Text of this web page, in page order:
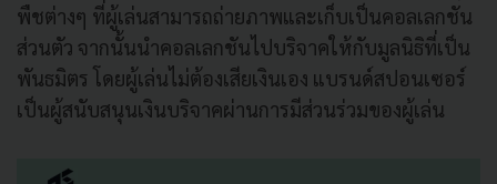
พืชต่างๆ ที่ผู้เล่นสามารถถ่ายภาพและเก็บเป็นคอลเลกชัน
ส่วนตัว จากนั้นนำคอลเลกชันไปบริจาคให้กับมูลนิธิที่เป็น
พันธมิตร โดยผู้เล่นไม่ต้องเสียเงินเอง แบรนด์สปอนเซอร์
เป็นผู้สนับสนุนเงินบริจาคผ่านการมีส่วนร่วมของผู้เล่น